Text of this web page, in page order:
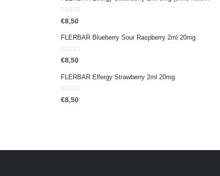
0out of 5
€8,50
FLERBAR Blueberry Sour Raspberry 2ml 20mg
0out of 5
€8,50
FLERBAR Elfergy Strawberry 2ml 20mg
0out of 5
€8,50